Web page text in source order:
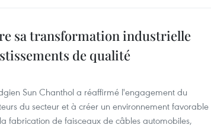
sa transformation industrielle
de qualité
Sun Chanthol a réaffirmé l'engagement du
du secteur et à créer un environnement favorable
fabrication de faisceaux de câbles automobiles,